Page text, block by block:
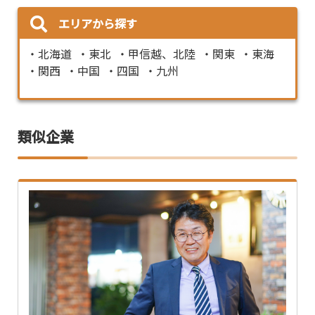
エリアから探す
北海道 東北 甲信越、北陸 関東
東海
関西
中国 四国 九州
類似企業